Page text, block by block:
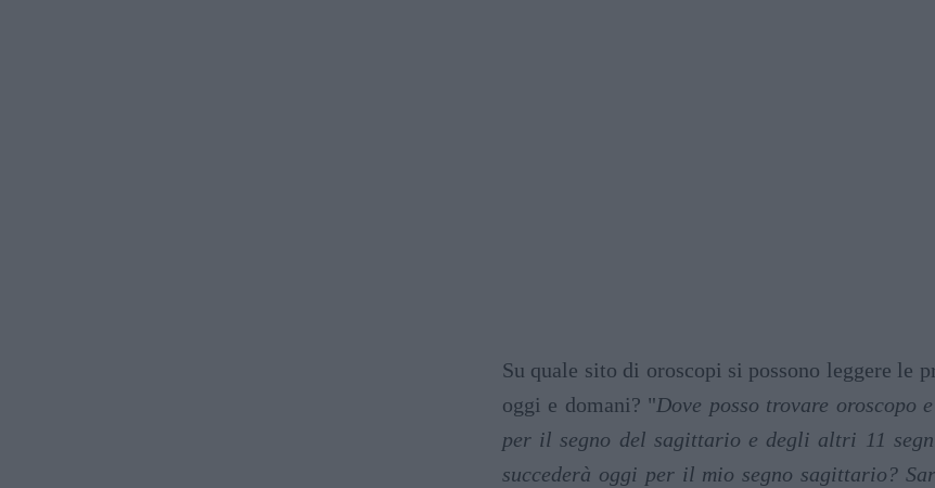
Su quale sito di oroscopi si possono leggere le
oggi e domani? "Dove posso trovare
per il segno del sagittario e degli altri 11
succederà oggi per il mio segno sagittario?